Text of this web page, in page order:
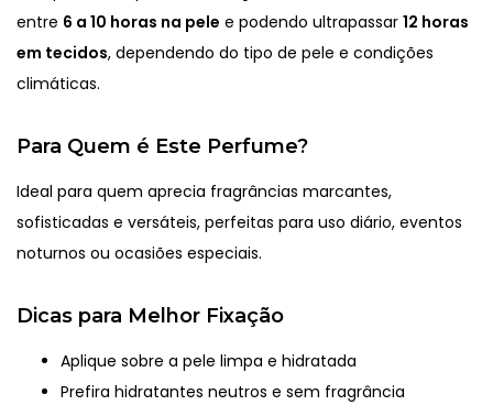
entre 6 a 10 horas na pele e podendo ultrapassar 12 horas
em tecidos, dependendo do tipo de pele e condições
climáticas.
Para Quem é Este Perfume?
Ideal para quem aprecia fragrâncias marcantes,
sofisticadas e versáteis, perfeitas para uso diário, eventos
noturnos ou ocasiões especiais.
Dicas para Melhor Fixação
Aplique sobre a pele limpa e hidratada
Prefira hidratantes neutros e sem fragrância